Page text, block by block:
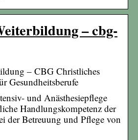
– cbg-
– CBG Christliches
Gesundheitsberufe
und Anästhesiepflege
Handlungskompetenz der
der Betreuung und Pflege von